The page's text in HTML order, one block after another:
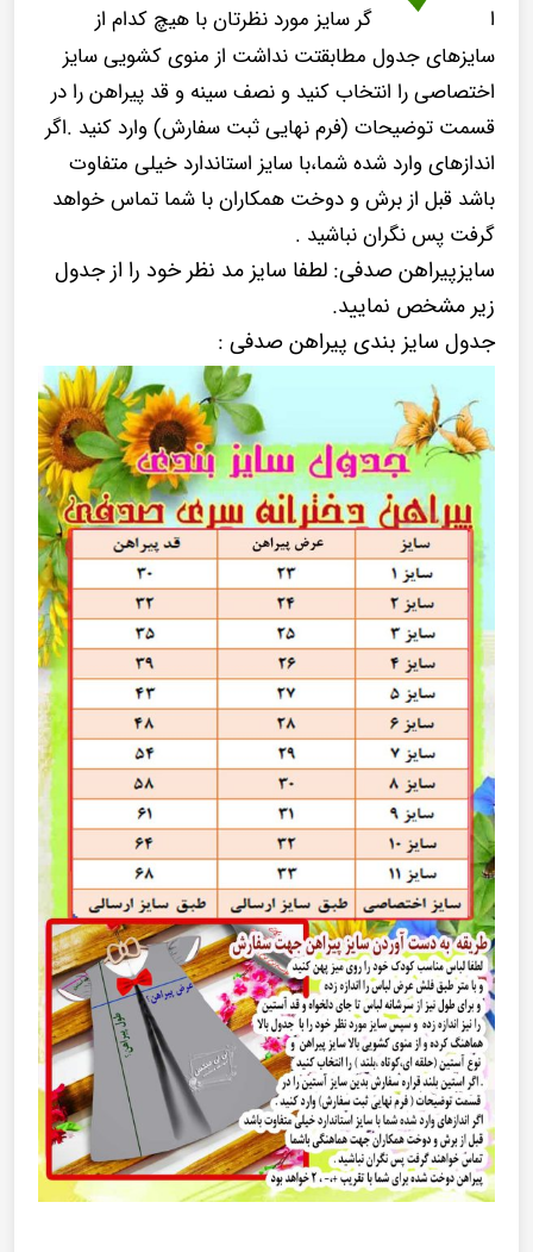
ا
گر سایز مورد نظرتان با هیچ کدام از
سایزهای جدول مطابقتت نداشت از منوی کشویی سایز
اختصاصی را انتخاب کنید و نصف سینه و قد پیراهن را در
قسمت توضیحات (فرم نهایی ثبت سفارش) وارد کنید .اگر
اندازهای وارد شده شما،با سایز استاندارد خیلی متفاوت
باشد قبل از برش و دوخت همکاران با شما تماس خواهد
گرفت پس نگران نباشید .
سایزپیراهن صدفی: لطفا سایز مد نظر خود را از جدول
زیر مشخص نمایید.
جدول سایز بندی پیراهن صدفی :